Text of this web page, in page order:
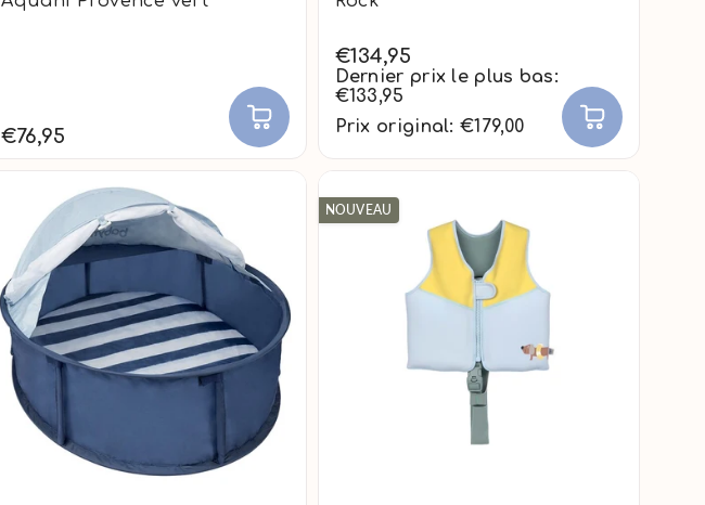
€76,95
€134,95
Dernier prix le plus bas:
€133,95
Prix original: €179,00
NOUVEAU